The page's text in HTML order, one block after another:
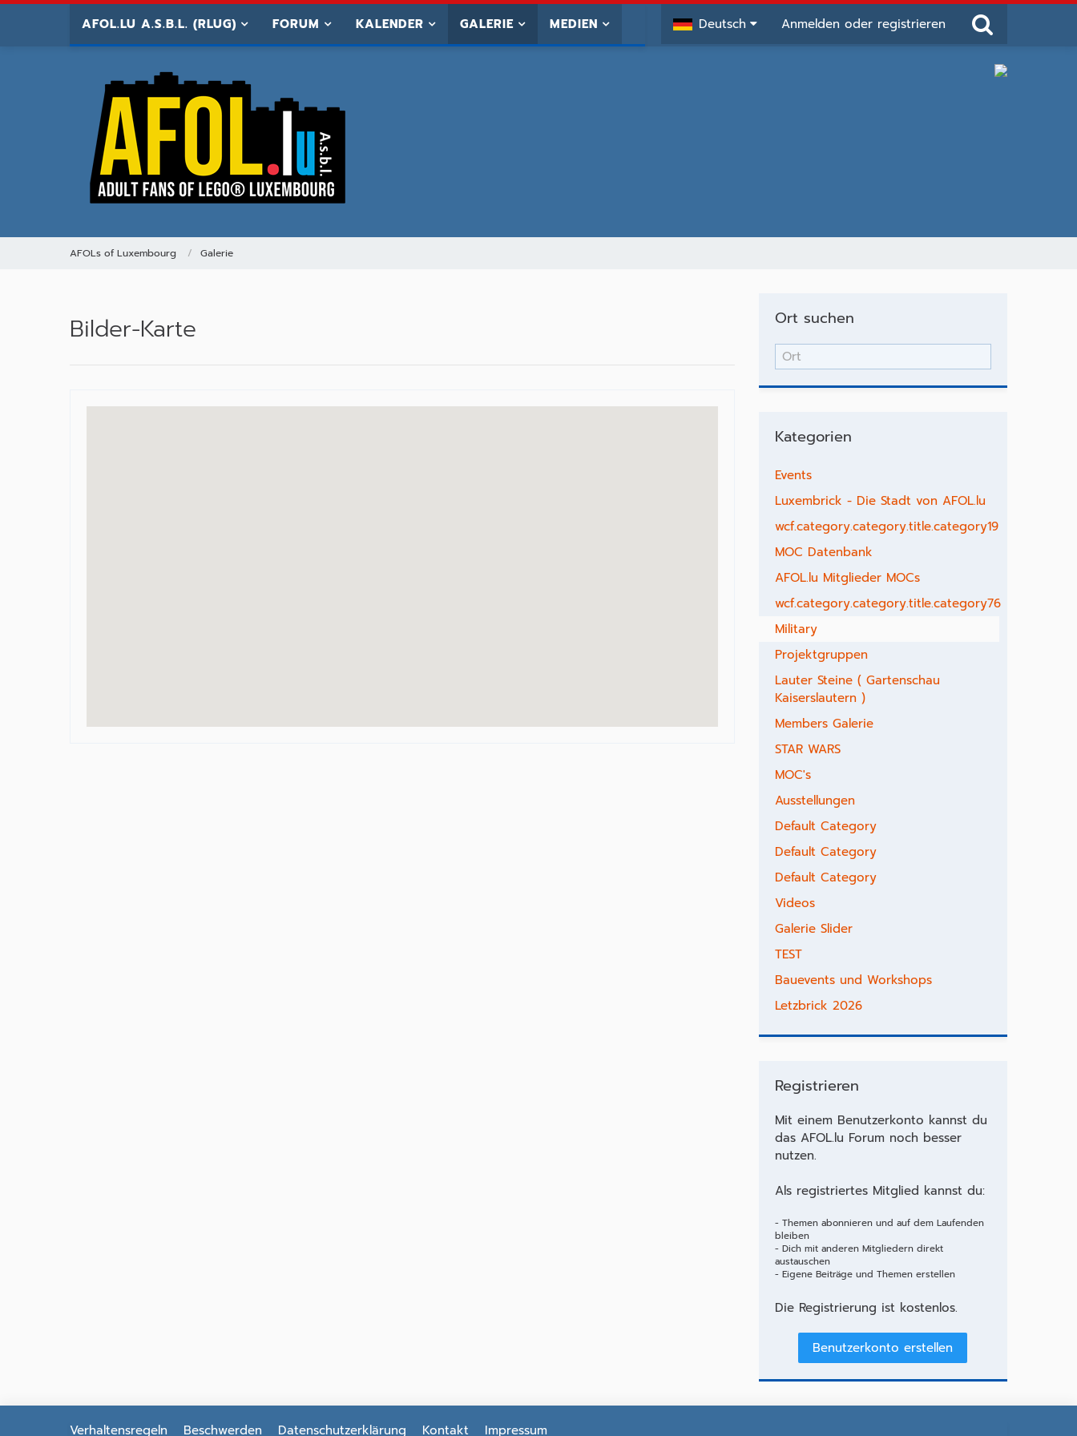
AFOL.LU A.S.B.L. (RLUG) FORUM KALENDER GALERIE MEDIEN Deutsch Anmelden oder registrieren
AFOLs of Luxembourg Galerie
Bilder-Karte Ort suchen
Kategorien
Events
Luxembrick - Die Stadt von AFOL.lu
wcf.category.category.title.category19
MOC Datenbank
AFOL.lu Mitglieder MOCs
wcf.category.category.title.category76
Military
Projektgruppen
Lauter Steine ( Gartenschau
Kaiserslautern )
Members Galerie
STAR WARS
MOC's
Ausstellungen
Default Category
Default Category
Default Category
Videos
Galerie Slider
TEST
Bauevents und Workshops
Letzbrick 2026
Registrieren
Mit einem Benutzerkonto kannst du
das AFOL.lu Forum noch besser
nutzen.
Als registriertes Mitglied kannst du:
- Themen abonnieren und auf dem Laufenden
bleiben
- Dich mit anderen Mitgliedern direkt
austauschen
- Eigene Beiträge und Themen erstellen
Die Registrierung ist kostenlos.
Benutzerkonto erstellen
Verhaltensregeln Beschwerden Datenschutzerklärung Kontakt Impressum